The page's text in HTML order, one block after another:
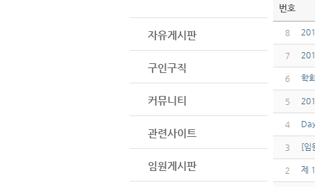
자유게시판
구인구직
커뮤니티
관련사이트
임원게시판
번호
8
7
6 학
5
4
3 [임
2 제